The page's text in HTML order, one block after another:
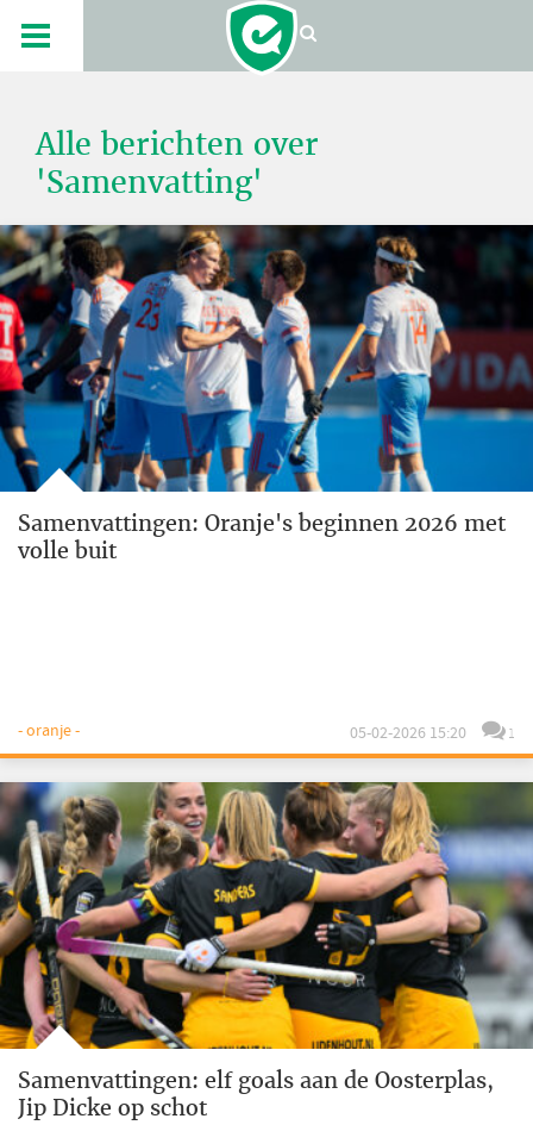
Alle berichten over
'Samenvatting'
Samenvattingen: Oranje's beginnen 2026 met
volle buit
- oranje - 05-02-2026 15:20 1
Samenvattingen: elf goals aan de Oosterplas,
Jip Dicke op schot